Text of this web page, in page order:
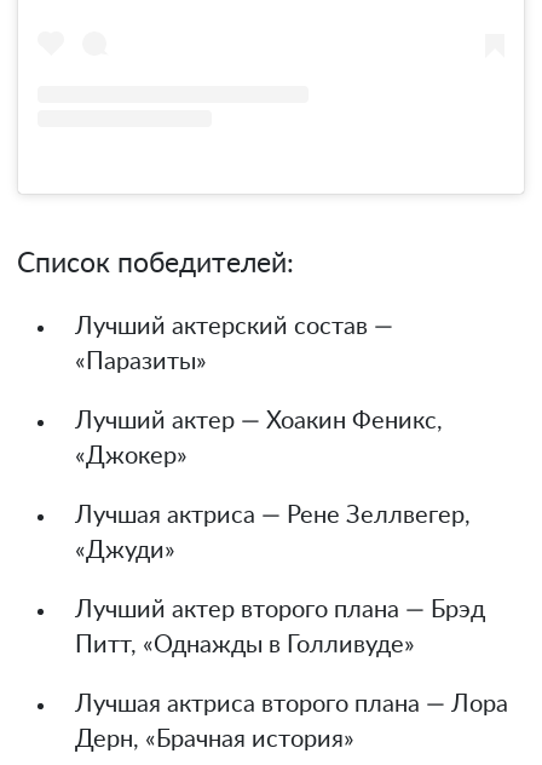
Список победителей:
Лучший актерский состав —
«Паразиты»
Лучший актер — Хоакин Феникс,
«Джокер»
Лучшая актриса — Рене Зеллвегер,
«Джуди»
Лучший актер второго плана — Брэд
Питт, «Однажды в Голливуде»
Лучшая актриса второго плана — Лора
Дерн, «Брачная история»